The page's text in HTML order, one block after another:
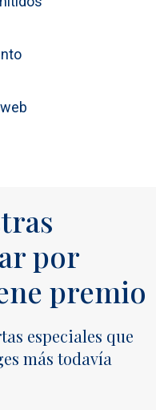
por
premio
especiales que
más todavía